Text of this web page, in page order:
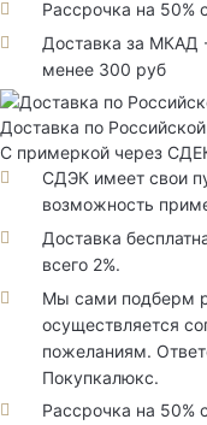
Рассрочка на 50%
Доставка за МКАД
менее 300 руб
Доставка по
С примеркой через
СДЭК имеет свои
возможность
Доставка
всего 2%.
Мы сами подберм
осуществляется
пожеланиям.
Покупкалюкс.
Рассрочка на 50%